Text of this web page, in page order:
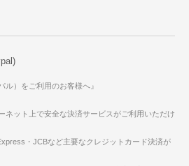
ル）をご利用のお客様へ』
ネット上で安全な決済サービスがご利用いただけ
・JCBなど主要なクレジットカード決済が